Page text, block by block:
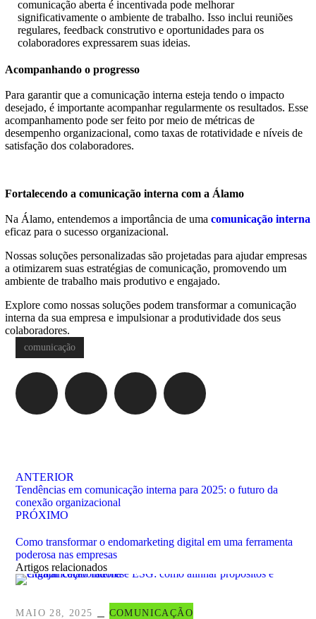
comunicação aberta é incentivada pode melhorar
significativamente o ambiente de trabalho. Isso inclui reuniões
regulares, feedback construtivo e oportunidades para os
colaboradores expressarem suas ideias.
Acompanhando o progresso
Para garantir que a comunicação interna esteja tendo o impacto
desejado, é importante acompanhar regularmente os resultados. Esse
acompanhamento pode ser feito por meio de métricas de
desempenho organizacional, como taxas de rotatividade e níveis de
satisfação dos colaboradores.
Fortalecendo a comunicação interna com a Álamo
Na Álamo, entendemos a importância de umacomunicação interna
eficaz para o sucesso organizacional.
Nossas soluções personalizadas são projetadas para ajudar empresas
a otimizarem suas estratégias de comunicação, promovendo um
ambiente de trabalho mais produtivo e engajado.
Explore como nossas soluções podem transformar a comunicação
interna da sua empresa e impulsionar a produtividade dos seus
colaboradores.
comunicação
ANTERIOR
Tendências em comunicação interna para 2025: o futuro da
conexão organizacional
PRÓXIMO
Como transformar o endomarketing digital em uma ferramenta
poderosa nas empresas
Artigos relacionados
MAIO 28, 2025 COMUNICAÇÃO